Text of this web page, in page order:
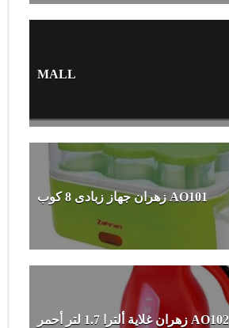
MALL
زهران جهاز زبادى 8 كوب AO101
زهران غلاية ألترا 1.7 لتر أحمر AO102